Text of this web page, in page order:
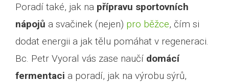
Poradí také, jak na přípravu sportovních
nápojů a svačinek (nejen) pro běžce, čím si
dodat energii a jak tělu pomáhat v regeneraci.
Bc. Petr Vyoral vás zase naučí domácí
fermentaci a poradí, jak na výrobu sýrů,